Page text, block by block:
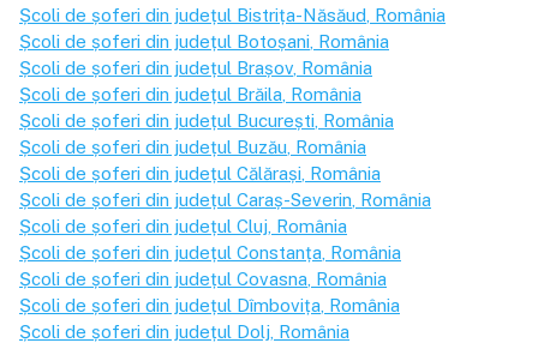
Școli de șoferi din județul Bistrița-Năsăud , România
Școli de șoferi din județul Botoșani , România
Școli de șoferi din județul Brașov , România
Școli de șoferi din județul Brăila , România
Școli de șoferi din județul București , România
Școli de șoferi din județul Buzău , România
Școli de șoferi din județul Călărași , România
Școli de șoferi din județul Caraș-Severin , România
Școli de șoferi din județul Cluj , România
Școli de șoferi din județul Constanța , România
Școli de șoferi din județul Covasna , România
Școli de șoferi din județul Dîmbovița , România
Școli de șoferi din județul Dolj , România